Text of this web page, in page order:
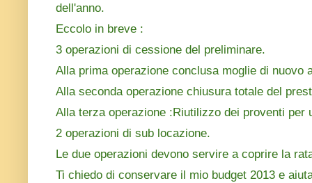
dell'anno.
Eccolo in breve :
3 operazioni di cessione del preliminare.
Alla prima operazione conclusa moglie di nuovo
Alla seconda operazione chiusura totale del
Alla terza operazione :Riutilizzo dei proventi per
2 operazioni di sub locazione.
Le due operazioni devono servire a coprire la
Ti chiedo di conservare il mio budget 2013 e